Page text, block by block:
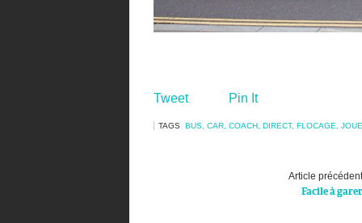
Tweet Pin It
TAGS BUS CAR COACH DIRECT, FLOCAGE
Article précédent
Facile à garer